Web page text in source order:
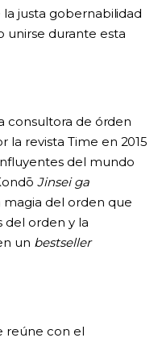
justa gobernabilidad
unirse durante esta
consultora de órden
la revista Time en 2015
del mundo
Jinsei ga
magia del orden que
del orden y la
un bestseller
reúne con el